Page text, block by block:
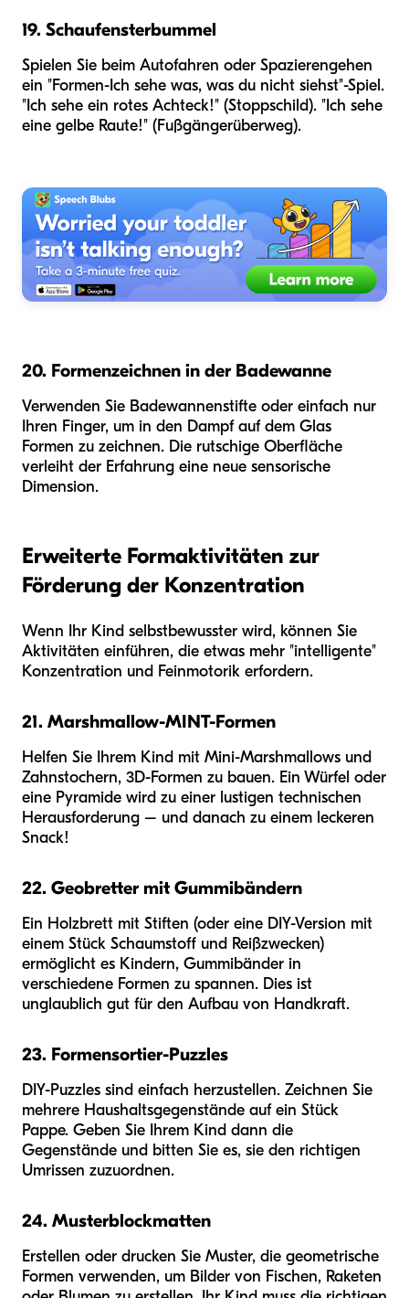
19. Schaufensterbummel
Spielen Sie beim Autofahren oder Spazierengehen
ein "Formen-Ich sehe was, was du nicht siehst"-Spiel.
"Ich sehe ein rotes Achteck!" (Stoppschild). "Ich sehe
eine gelbe Raute!" (Fußgängerüberweg).
20. Formenzeichnen in der Badewanne
Verwenden Sie Badewannenstifte oder einfach nur
Ihren Finger, um in den Dampf auf dem Glas
Formen zu zeichnen. Die rutschige Oberfläche
verleiht der Erfahrung eine neue sensorische
Dimension.
Erweiterte Formaktivitäten zur
Förderung der Konzentration
Wenn Ihr Kind selbstbewusster wird, können Sie
Aktivitäten einführen, die etwas mehr "intelligente"
Konzentration und Feinmotorik erfordern.
21. Marshmallow-MINT-Formen
Helfen Sie Ihrem Kind mit Mini-Marshmallows und
Zahnstochern, 3D-Formen zu bauen. Ein Würfel oder
eine Pyramide wird zu einer lustigen technischen
Herausforderung – und danach zu einem leckeren
Snack!
22. Geobretter mit Gummibändern
Ein Holzbrett mit Stiften (oder eine DIY-Version mit
einem Stück Schaumstoff und Reißzwecken)
ermöglicht es Kindern, Gummibänder in
verschiedene Formen zu spannen. Dies ist
unglaublich gut für den Aufbau von Handkraft.
23. Formensortier-Puzzles
DIY-Puzzles sind einfach herzustellen. Zeichnen Sie
mehrere Haushaltsgegenstände auf ein Stück
Pappe. Geben Sie Ihrem Kind dann die
Gegenstände und bitten Sie es, sie den richtigen
Umrissen zuzuordnen.
24. Musterblockmatten
Erstellen oder drucken Sie Muster, die geometrische
Formen verwenden, um Bilder von Fischen, Raketen